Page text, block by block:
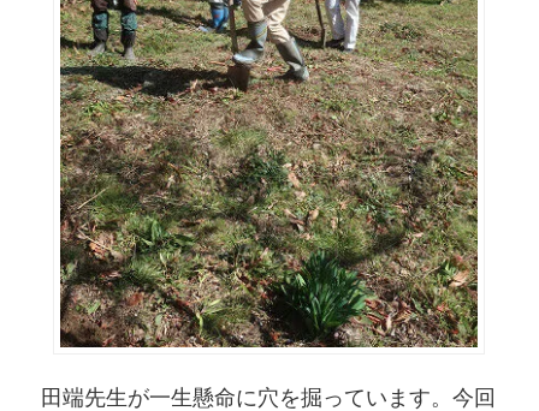
田端先生が一生懸命に穴を掘っています。今回